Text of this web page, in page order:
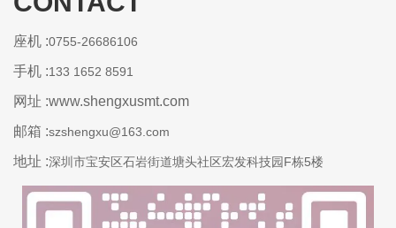
座机 :0755-26686106
手机 :133 1652 8591
网址 :www.shengxusmt.com
邮箱 :szshengxu@163.com
地址 :深圳市宝安区石岩街道塘头社区宏发科技园F栋5楼